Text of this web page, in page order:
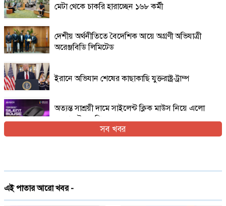
মেটা থেকে চাকরি হারাচ্ছেন ১৬৮ কর্মী
দেশীয় অর্থনীতিতে বৈদেশিক আয়ে অগ্রণী অভিযাত্রী
অরেঞ্জবিডি লিমিটেড
ইরানে অভিযান শেষের কাছাকাছি যুক্তরাষ্ট্র-ট্রাম্প
অত্যন্ত সাশ্রয়ী দামে সাইলেন্ট ক্লিক মাউস নিয়ে এলো
এফোরটেক ওপি-৫৫০এস
চালু
সব খবর
এই পাতার আরো খবর -